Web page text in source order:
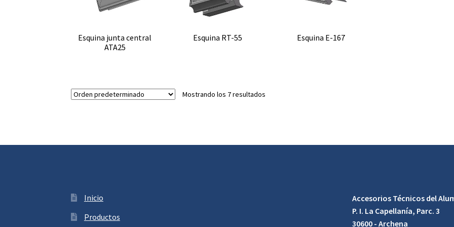
Esquina junta central
ATA25
Esquina RT-55 Esquina E-167
Mostrando los 7 resultados
Inicio
Productos
Accesorios Técnicos del
P. I. La Capellanía, Parc. 3
30600 - Archena